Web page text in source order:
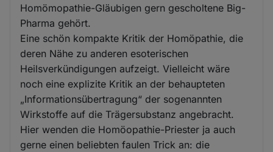
Homömopathie-Gläubigen gern gescholtene Big-
Pharma gehört.
Eine schön kompakte Kritik der Homöpathie, die
deren Nähe zu anderen esoterischen
Heilsverkündigungen aufzeigt. Vielleicht wäre
noch eine explizite Kritik an der behaupteten
„Informationsübertragung“ der sogenannten
Wirkstoffe auf die Trägersubstanz angebracht.
Hier wenden die Homöopathie-Priester ja auch
gerne einen beliebten faulen Trick an: die